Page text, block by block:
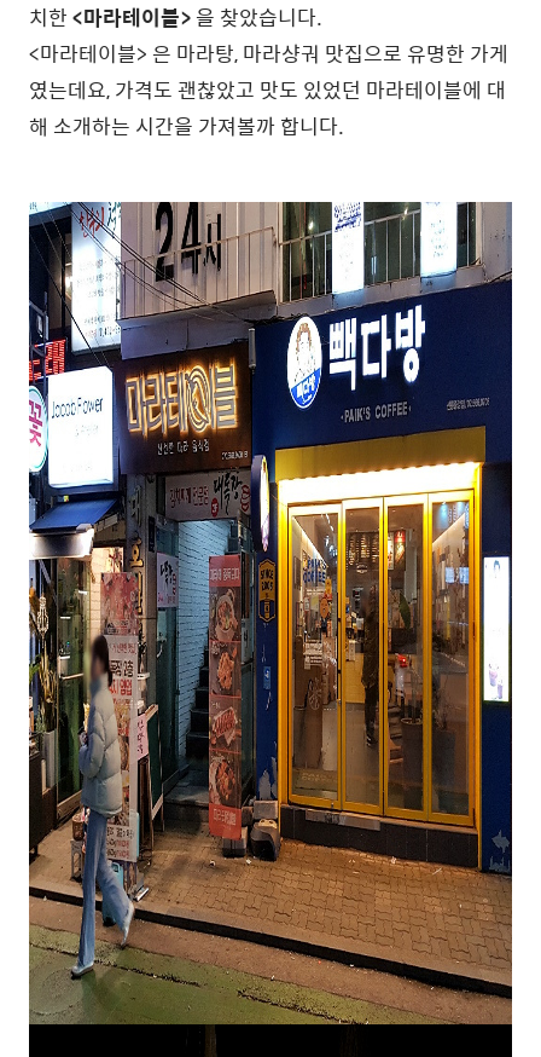
치한<마라테이블>을 찾았습니다.
<마라테이블> 은 마라탕, 마라샹궈 맛집으로 유명한 가게
였는데요, 가격도 괜찮았고 맛도 있었던 마라테이블에 대
해 소개하는 시간을 가져볼까 합니다.